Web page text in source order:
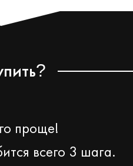
?
проще!
всего 3 шага.